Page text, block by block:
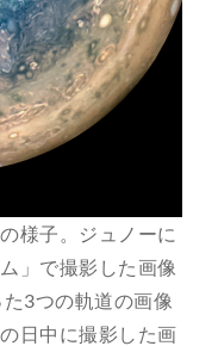
様子。ジュノーに
」で撮影した画像
3つの軌道の画像
日中に撮影した画